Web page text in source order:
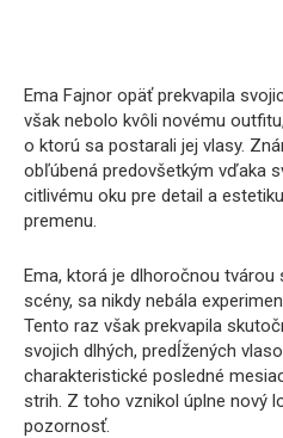
Ema Fajnor opäť prekvapila
však nebolo kvôli novému
o ktorú sa postarali jej vlasy.
obľúbená predovšetkým vďaka
citlivému oku pre detail a
premenu.
Ema, ktorá je dlhoročnou tvárou
scény, sa nikdy nebála
Tento raz však prekvapila
svojich dlhých, predĺžených
charakteristické posledné
strih. Z toho vznikol úplne nový
pozornosť.